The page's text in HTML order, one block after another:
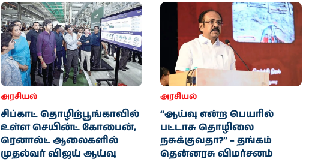
அரசியல்
சிப்காட் தொழிற்பூங்காவில்
உள்ள செயின்ட் கோபைன்,
ரெனால்ட் ஆலைகளில்
முதல்வர் விஜய் ஆய்வு
அரசியல்
“ஆய்வு என்ற பெயரில்
பட்டாசு தொழிலை
நசுக்குவதா?” – தங்கம்
தென்னரசு விமர்சனம்